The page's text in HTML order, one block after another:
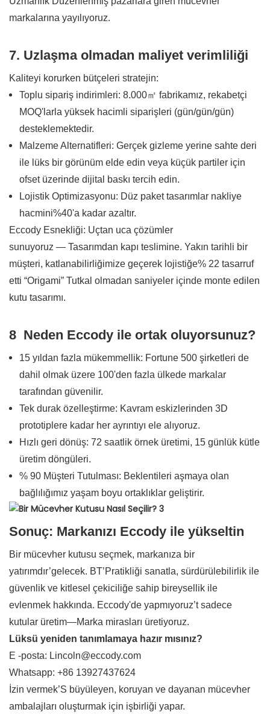
markalarına yayılıyoruz.
7. Uzlaşma olmadan maliyet verimliliği
Kaliteyi korurken bütçeleri stratejin:
Toplu sipariş indirimleri: 8.000㎡ fabrikamız, rekabetçi
MOQ'larla yüksek hacimli siparişleri (gün/gün/gün)
desteklemektedir.
Malzeme Alternatifleri: Gerçek gizleme yerine sahte deri
ile lüks bir görünüm elde edin veya küçük partiler için
ofset üzerinde dijital baskı tercih edin.
Lojistik Optimizasyonu: Düz paket tasarımlar nakliye
hacmini%40'a kadar azaltır.
Eccody Esnekliği: Uçtan uca çözümler
sunuyoruz — Tasarımdan kapı teslimine. Yakın tarihli bir
müşteri, katlanabilirliğimize geçerek lojistiğe% 22 tasarruf
etti “Origami” Tutkal olmadan saniyeler içinde monte edilen
kutu tasarımı.
8 Neden Eccody ile ortak oluyorsunuz?
15 yıldan fazla mükemmellik: Fortune 500 şirketleri de
dahil olmak üzere 100'den fazla ülkede markalar
tarafından güvenilir.
Tek durak özelleştirme: Kavram eskizlerinden 3D
prototiplere kadar her ayrıntıyı ele alıyoruz.
Hızlı geri dönüş: 72 saatlik örnek üretimi, 15 günlük kütle
üretim döngüleri.
% 90 Müşteri Tutulması: Beklentileri aşmaya olan
bağlılığımız yaşam boyu ortaklıklar geliştirir.
Sonuç: Markanızı Eccody ile yükseltin
Bir mücevher kutusu seçmek, markanıza bir
yatırımdır’gelecek. BT’Pratikliği sanatla, sürdürülebilirlik ile
güvenlik ve kitlesel çekiciliğe sahip bireysellik ile
evlenmek hakkında. Eccody'de yapmıyoruz’t sadece
kutular üretim—Marka mirasları üretiyoruz.
Lüksü yeniden tanımlamaya hazır mısınız?
E -posta: Lincoln@eccody.com
Whatsapp: +86 13927437624
İzin vermek’S büyüleyen, koruyan ve dayanan mücevher
ambalajları oluşturmak için işbirliği yapar.